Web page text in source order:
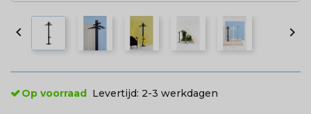
 
Op voorraad Levertijd: 2-3 werkdagen